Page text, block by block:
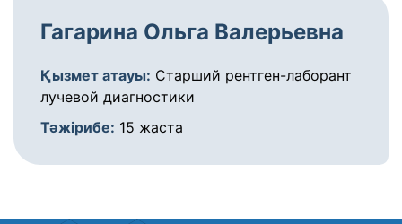
Гагарина Ольга Валерьевна
Қызмет атауы: Старший рентген-лаборант
лучевой диагностики
Тәжірибе: 15 жаста